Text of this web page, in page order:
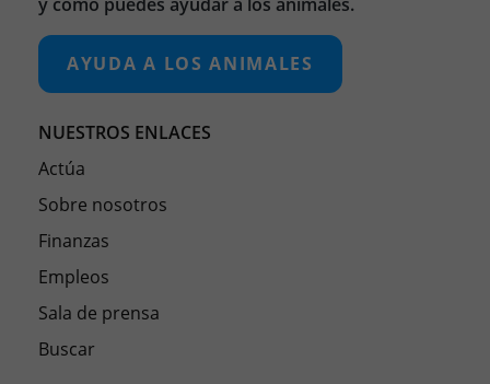
AYUDA A LOS ANIMALES
NUESTROS ENLACES
Actúa
Sobre nosotros
Finanzas
Empleos
Sala de prensa
Buscar